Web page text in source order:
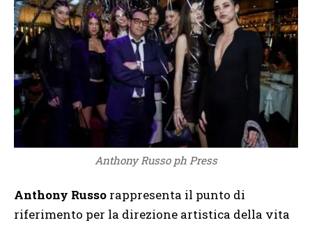
Anthony Russo ph Press
Anthony Russo rappresenta il punto di
riferimento per la direzione artistica della vita